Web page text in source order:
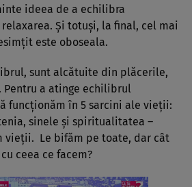
ideea de a echilibra
Şi totuşi, la final, cel mai
este oboseala.
sunt alcătuite din plăcerile,
a atinge echilibrul
funcţionăm în 5 sarcini ale vieţii:
sinele şi spiritualitatea –
vieţii. Le bifăm pe toate, dar cât
ceea ce facem?